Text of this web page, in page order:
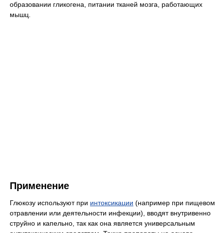
образовании гликогена, питании тканей мозга, работающих
мышц.
Применение
Глюкозу используют при интоксикации (например при пищевом
отравлении или деятельности инфекции), вводят внутривенно
струйно и капельно, так как она является универсальным